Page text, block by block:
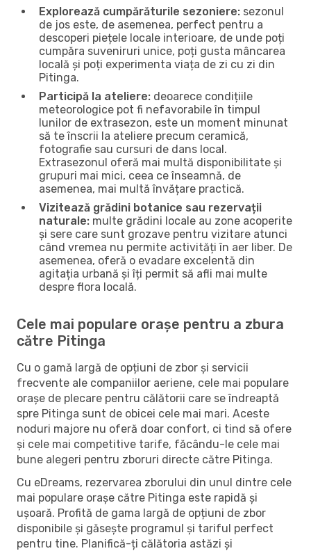
Explorează cumpărăturile sezoniere: sezonul
de jos este, de asemenea, perfect pentru a
descoperi piețele locale interioare, de unde poți
cumpăra suveniruri unice, poți gusta mâncarea
locală și poți experimenta viața de zi cu zi din
Pitinga.
Participă la ateliere: deoarece condițiile
meteorologice pot fi nefavorabile în timpul
lunilor de extrasezon, este un moment minunat
să te înscrii la ateliere precum ceramică,
fotografie sau cursuri de dans local.
Extrasezonul oferă mai multă disponibilitate și
grupuri mai mici, ceea ce înseamnă, de
asemenea, mai multă învățare practică.
Vizitează grădini botanice sau rezervații
naturale: multe grădini locale au zone acoperite
și sere care sunt grozave pentru vizitare atunci
când vremea nu permite activități în aer liber. De
asemenea, oferă o evadare excelentă din
agitația urbană și îți permit să afli mai multe
despre flora locală.
Cele mai populare orașe pentru a zbura
către Pitinga
Cu o gamă largă de opțiuni de zbor și servicii
frecvente ale companiilor aeriene, cele mai populare
orașe de plecare pentru călătorii care se îndreaptă
spre Pitinga sunt de obicei cele mai mari. Aceste
noduri majore nu oferă doar confort, ci tind să ofere
și cele mai competitive tarife, făcându-le cele mai
bune alegeri pentru zboruri directe către Pitinga.
Cu eDreams, rezervarea zborului din unul dintre cele
mai populare orașe către Pitinga este rapidă și
ușoară. Profită de gama largă de opțiuni de zbor
disponibile și găsește programul și tariful perfect
pentru tine. Planifică-ți călătoria astăzi și